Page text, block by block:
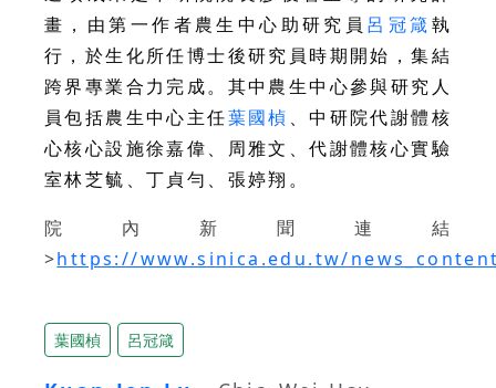
畫，由第一作者農生中心助研究員 呂冠箴執
行，於生化所任博士後研究員時期開始，集結
跨界專業合力完成。其中農生中心參與研究人
員包括農生中心主任葉國楨 、中研院代謝體核
心核心設施徐嘉偉、周雅文、代謝體核心實驗
室林芝毓、丁貞勻、張婷翔。
院內新聞連結
>https://www.sinica.edu.tw/
葉國楨 呂冠箴